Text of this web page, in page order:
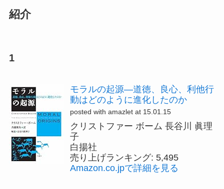
紹介
1
モラルの起源―道徳、良心、利他行
動はどのように進化したのか
posted with amazlet at 15.01.15
クリストファー ボーム 長谷川 眞理
子
白揚社
売り上げランキング: 5,495
Amazon.co.jpで詳細を見る